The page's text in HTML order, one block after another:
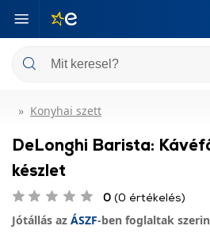
Konyhai szett
DeLonghi Barista:
készlet
0 (0 értékelés)
Jótállás az ÁSZF-ben foglaltak